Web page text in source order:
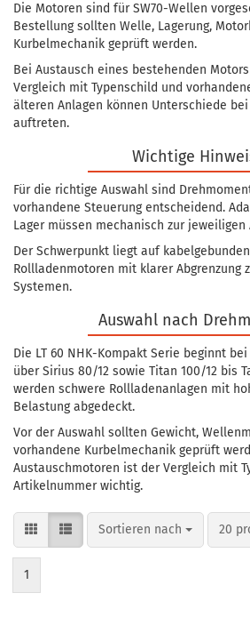
Die Motoren sind für SW70-Wellen
Bestellung sollten Welle, Lagerung,
Kurbelmechanik geprüft werden.
Bei Austausch eines bestehenden
Vergleich mit Typenschild und
älteren Anlagen können Unterschiede
auftreten.
Wichtige
Für die richtige Auswahl sind
vorhandene Steuerung entscheidend.
Lager müssen mechanisch zur jeweiligen
Der Schwerpunkt liegt auf
Rollladenmotoren mit klarer Abgrenzung
Systemen.
Auswahl nach
Die LT 60 NHK-Kompakt Serie beginnt
über Sirius 80/12 sowie Titan 100/12 bis
werden schwere Rollladenanlagen mit
Belastung abgedeckt.
Vor der Auswahl sollten Gewicht,
vorhandene Kurbelmechanik geprüft
Austauschmotoren ist der Vergleich mit
Artikelnummer wichtig.
Sortieren nach
Sortieren nach 20
pro
1